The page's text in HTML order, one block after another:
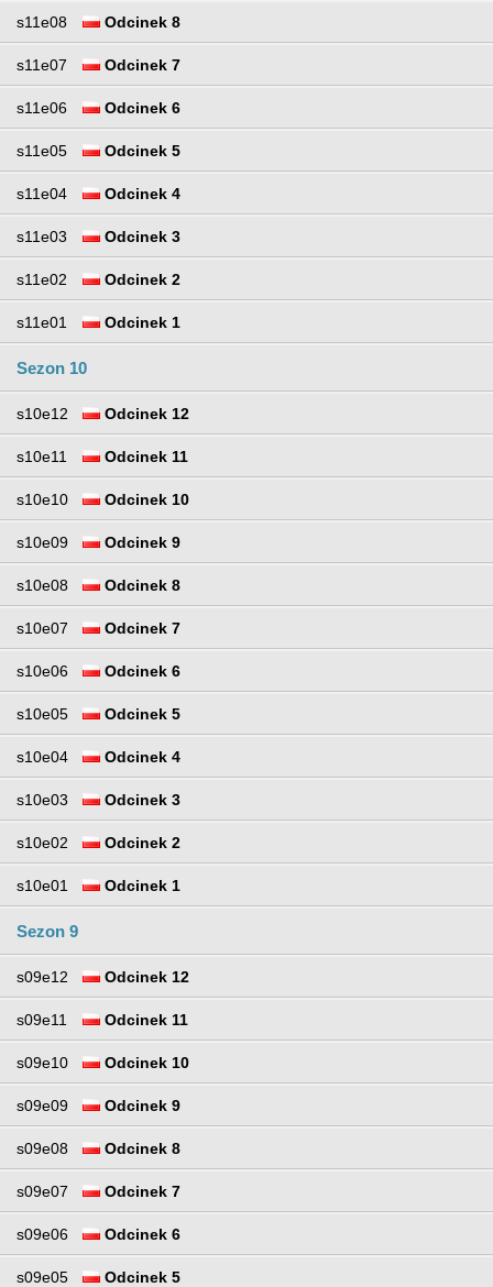
s11e08 Odcinek 8
s11e07 Odcinek 7
s11e06 Odcinek 6
s11e05 Odcinek 5
s11e04 Odcinek 4
s11e03 Odcinek 3
s11e02 Odcinek 2
s11e01 Odcinek 1
Sezon 10
s10e12 Odcinek 12
s10e11 Odcinek 11
s10e10 Odcinek 10
s10e09 Odcinek 9
s10e08 Odcinek 8
s10e07 Odcinek 7
s10e06 Odcinek 6
s10e05 Odcinek 5
s10e04 Odcinek 4
s10e03 Odcinek 3
s10e02 Odcinek 2
s10e01 Odcinek 1
Sezon 9
s09e12 Odcinek 12
s09e11 Odcinek 11
s09e10 Odcinek 10
s09e09 Odcinek 9
s09e08 Odcinek 8
s09e07 Odcinek 7
s09e06 Odcinek 6
s09e05 Odcinek 5